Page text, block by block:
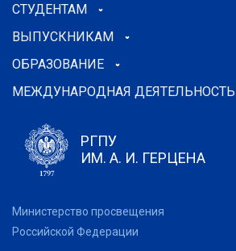
СТУДЕНТАМ
ВЫПУСКНИКАМ
ОБРАЗОВАНИЕ
МЕЖДУНАРОДНАЯ ДЕЯТЕЛЬНОСТЬ
РГПУ
ИМ. А. И. ГЕРЦЕНА
Министерство просвещения
Российской Федерации